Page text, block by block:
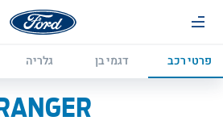
פרטי רכב דגמי בן גלריה